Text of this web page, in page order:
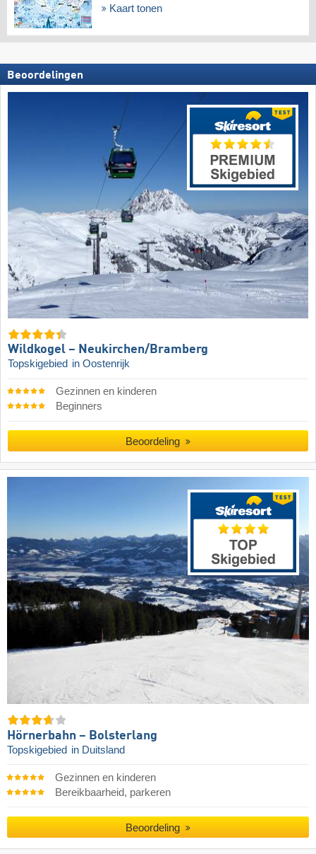
Kaart tonen
Beoordelingen
Wildkogel – Neukirchen/​Bramberg
Topskigebied in Oostenrijk
Gezinnen en kinderen
Beginners
Beoordeling
Hörnerbahn – Bolsterlang
Topskigebied in Duitsland
Gezinnen en kinderen
Bereikbaarheid, parkeren
Beoordeling